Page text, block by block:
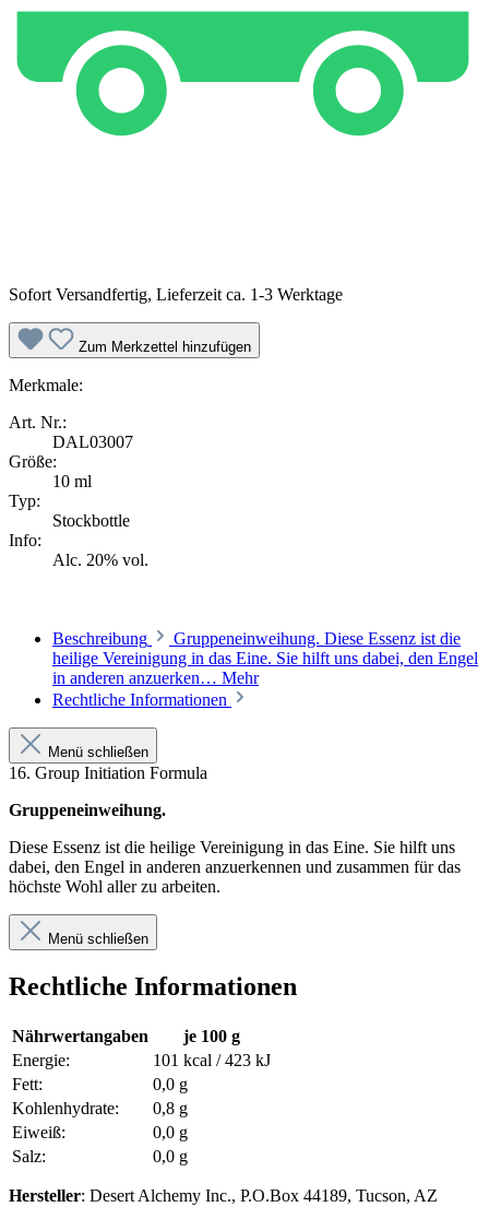
Sofort Versandfertig, Lieferzeit ca. 1-3 Werktage
Zum Merkzettel hinzufügen
Merkmale:
Art. Nr.:
DAL03007
Größe:
10 ml
Typ:
Stockbottle
Info:
Alc. 20% vol.
Beschreibung
Gruppeneinweihung. Diese Essenz ist die
heilige Vereinigung in das Eine. Sie hilft uns dabei, den Engel
in anderen anzuerken… Mehr
Rechtliche Informationen
Menü schließen
16. Group Initiation Formula
Gruppeneinweihung.
Diese Essenz ist die heilige Vereinigung in das Eine. Sie hilft uns
dabei, den Engel in anderen anzuerkennen und zusammen für das
höchste Wohl aller zu arbeiten.
Menü schließen
Rechtliche Informationen
Nährwertangaben
je 100 g
Energie:
101 kcal / 423 kJ
Fett:
0,0 g
Kohlenhydrate:
0,8 g
Eiweiß:
0,0 g
Salz:
0,0 g
Hersteller: Desert Alchemy Inc., P.O.Box 44189, Tucson, AZ